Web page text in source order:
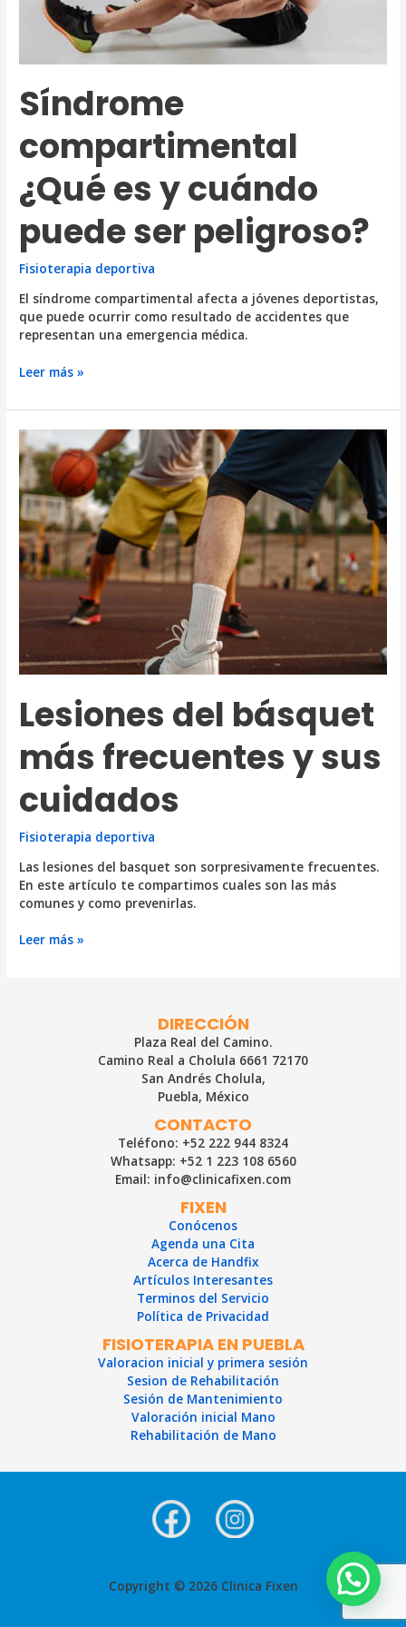
Síndrome
compartimental
¿Qué es y cuándo
puede ser peligroso?
Fisioterapia deportiva
El síndrome compartimental afecta a jóvenes deportistas,
que puede ocurrir como resultado de accidentes que
representan una emergencia médica.
Síndrome
¿Qué
y
cuándo
puede
ser
peligroso?
Leer más »
Lesiones del básquet
más frecuentes y sus
cuidados
Fisioterapia deportiva
Las lesiones del basquet son sorpresivamente frecuentes.
En este artículo te compartimos cuales son las más
comunes y como prevenirlas.
Lesiones
Leer más »
DIRECCIÓN
Plaza Real del Camino.
Camino Real a Cholula 6661 72170
San Andrés Cholula,
Puebla, México
CONTACTO
Teléfono: +52 222 944 8324
Whatsapp: +52 1 223 108 6560
Email: info@clinicafixen.com
FIXEN
Conócenos
Agenda una Cita
Acerca de Handfix
Artículos Interesantes
Terminos del Servicio
Política de Privacidad
FISIOTERAPIA EN PUEBLA
Valoracion inicial y primera sesión
Sesion de Rehabilitación
Sesión de Mantenimiento
Valoración inicial Mano
Rehabilitación de Mano
Copyright © 2026 Clinica Fixen